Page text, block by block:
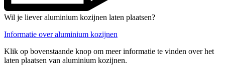
Wil je liever aluminium kozijnen laten plaatsen?
Informatie over aluminium kozijnen
Klik op bovenstaande knop om meer informatie te vinden over het
laten plaatsen van aluminium kozijnen.